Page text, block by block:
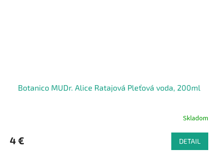
Botanico MUDr. Alice Ratajová Pleťová voda, 200ml
Skladom
4 € DETAIL